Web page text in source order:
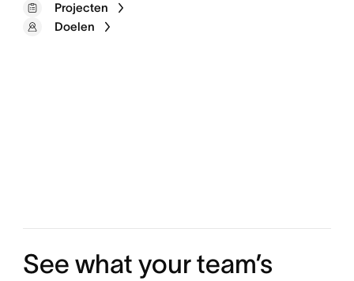
Projecten
Doelen
See what your team’s